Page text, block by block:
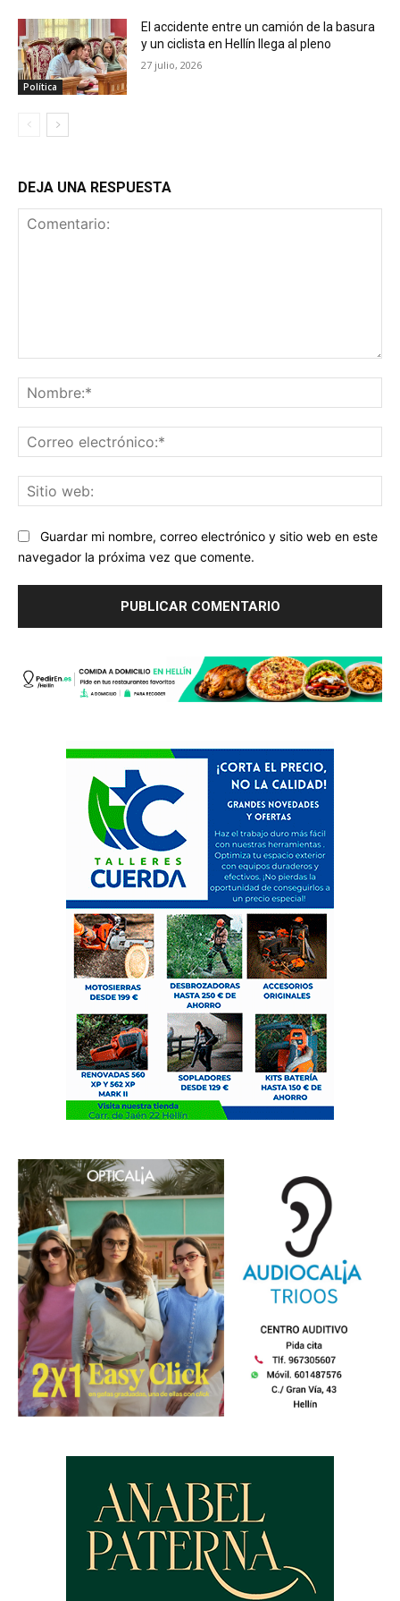
Política
El accidente entre un camión de la basura
y un ciclista en Hellín llega al pleno
27 julio, 2026
DEJA UNA RESPUESTA
Guardar mi nombre, correo electrónico y sitio web en este
navegador la próxima vez que comente.